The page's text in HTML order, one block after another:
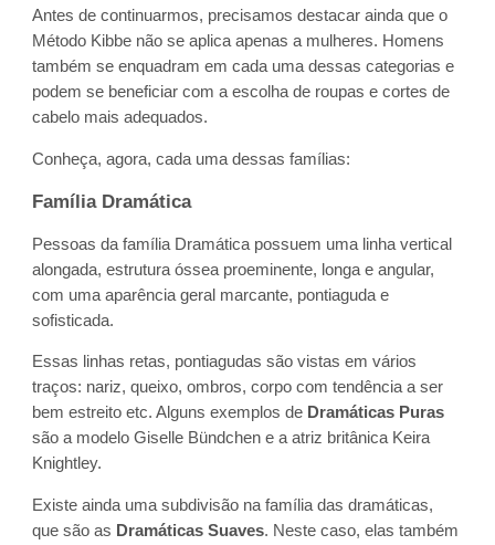
Antes de continuarmos, precisamos destacar ainda que o
Método Kibbe não se aplica apenas a mulheres. Homens
também se enquadram em cada uma dessas categorias e
podem se beneficiar com a escolha de roupas e cortes de
cabelo mais adequados.
Conheça, agora, cada uma dessas famílias:
Família Dramática
Pessoas da família Dramática possuem uma linha vertical
alongada, estrutura óssea proeminente, longa e angular,
com uma aparência geral marcante, pontiaguda e
sofisticada.
Essas linhas retas, pontiagudas são vistas em vários
traços: nariz, queixo, ombros, corpo com tendência a ser
bem estreito etc. Alguns exemplos de Dramáticas Puras
são a modelo Giselle Bündchen e a atriz britânica Keira
Knightley.
Existe ainda uma subdivisão na família das dramáticas,
que são as Dramáticas Suaves. Neste caso, elas também